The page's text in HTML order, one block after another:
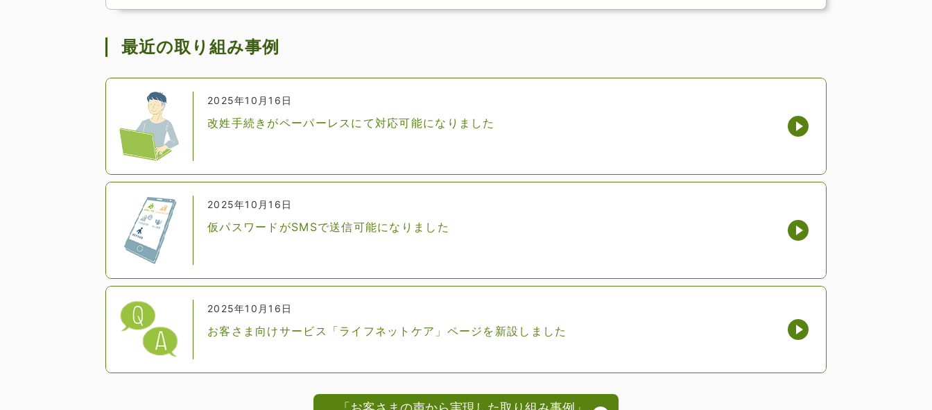
最近の取り組み事例
2025年10月16日
改姓手続きがペーパーレスにて対応可能になりました
2025年10月16日
仮パスワードがSMSで送信可能になりました
2025年10月16日
お客さま向けサービス「ライフネットケア」ページを新設しました